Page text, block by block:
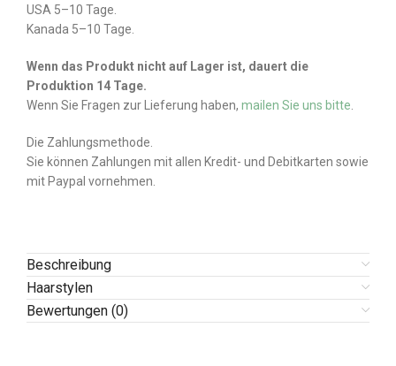
USA 5–10 Tage.
Kanada 5–10 Tage.
Wenn das Produkt nicht auf Lager ist, dauert die
Produktion 14 Tage.
Wenn Sie Fragen zur Lieferung haben, mailen Sie uns bitte
Die Zahlungsmethode.
Sie können Zahlungen mit allen Kredit- und Debitkarten sowie
mit Paypal vornehmen.
Beschreibung
Haarstylen
Bewertungen (0)